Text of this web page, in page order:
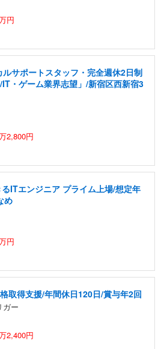
円
ルサポートスタッフ・完全週休2日制
IT・ゲーム業界志望」/新宿区西新宿3
2,800円
ITエンジニア プライム上場/想定年
め
円
取得支援/年間休日120日/賞与年2回
ガー
2,400円